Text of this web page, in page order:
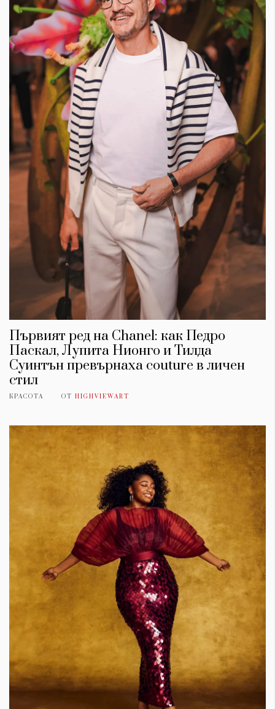
Първият ред на Chanel: как Педро
Паскал, Лупита Нионго и Тилда
Суинтън превърнаха couture в личен
стил
КРАСОТА ОТ HIGHVIEWART